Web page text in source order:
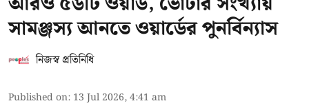
সামঞ্জস্য আনতে ওয়ার্ডের পুনর্বিন্যাস
নিজস্ব প্রতিনিধি
Published on: 13 Jul 2026, 4:41 am